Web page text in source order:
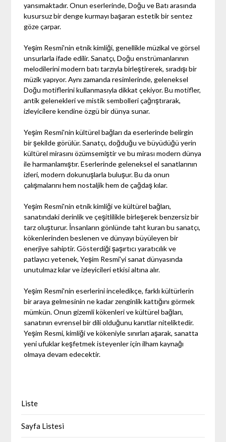
yansımaktadır. Onun eserlerinde, Doğu ve Batı arasında
kusursuz bir denge kurmayı başaran estetik bir sentez
göze çarpar.
Yeşim Resmi'nin etnik kimliği, genellikle müzikal ve görsel
unsurlarla ifade edilir. Sanatçı, Doğu enstrümanlarının
melodilerini modern batı tarzıyla birleştirerek, sıradışı bir
müzik yapıyor. Aynı zamanda resimlerinde, geleneksel
Doğu motiflerini kullanmasıyla dikkat çekiyor. Bu motifler,
antik gelenekleri ve mistik sembolleri çağrıştırarak,
izleyicilere kendine özgü bir dünya sunar.
Yeşim Resmi'nin kültürel bağları da eserlerinde belirgin
bir şekilde görülür. Sanatçı, doğduğu ve büyüdüğü yerin
kültürel mirasını özümsemiştir ve bu mirası modern dünya
ile harmanlamıştır. Eserlerinde geleneksel el sanatlarının
izleri, modern dokunuşlarla buluşur. Bu da onun
çalışmalarını hem nostaljik hem de çağdaş kılar.
Yeşim Resmi'nin etnik kimliği ve kültürel bağları,
sanatındaki derinlik ve çeşitlilikle birleşerek benzersiz bir
tarz oluşturur. İnsanların gönlünde taht kuran bu sanatçı,
kökenlerinden beslenen ve dünyayı büyüleyen bir
enerjiye sahiptir. Gösterdiği şaşırtıcı yaratıcılık ve
patlayıcı yetenek, Yeşim Resmi'yi sanat dünyasında
unutulmaz kılar ve izleyicileri etkisi altına alır.
Yeşim Resmi'nin eserlerini inceledikçe, farklı kültürlerin
bir araya gelmesinin ne kadar zenginlik kattığını görmek
mümkün. Onun gizemli kökenleri ve kültürel bağları,
sanatının evrensel bir dili olduğunu kanıtlar niteliktedir.
Yeşim Resmi, kimliği ve kökeniyle sınırları aşarak, sanatta
yeni ufuklar keşfetmek isteyenler için ilham kaynağı
olmaya devam edecektir.
Liste
Sayfa Listesi